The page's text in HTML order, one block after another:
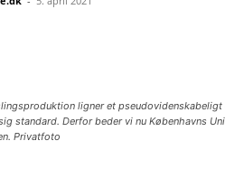
ligner et
standard. Derfor beder vi nu Københavns
Privatfoto